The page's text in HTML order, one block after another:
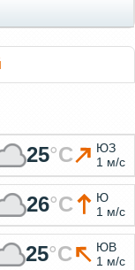
25°C
ЮЗ
1 м/с
26°C
Ю
1 м/с
25°C
ЮВ
1 м/с